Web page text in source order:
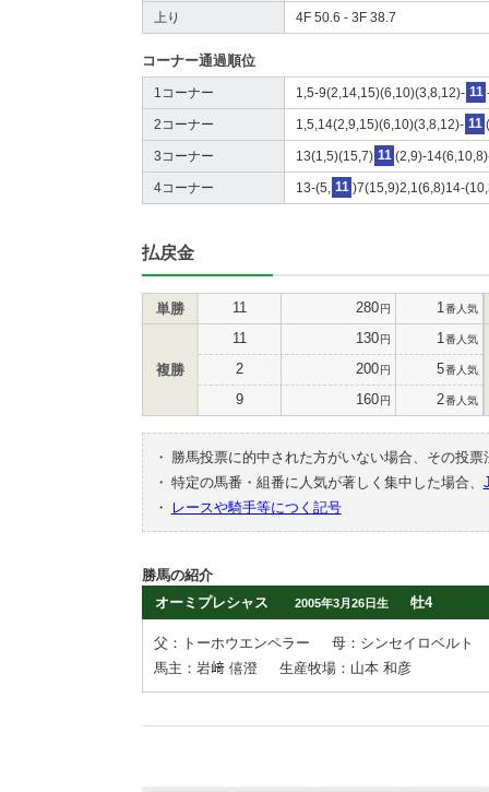
上り 4F 50.6 - 3F 38.7
コーナー通過順位
1コーナー 1,5-9(2,14,15)(6,10)(3,8,12)- 11
2コーナー 1,5,14(2,9,15)(6,10)(3,8,12)- 11
3コーナー 13(1,5)(15,7) 11 (2,9)-
4コーナー 13-(5, 11 )7(15,9)2,1(6,8)14-
払戻金
単勝 11 280円 1 番人気
複勝
11 130円 1 番人気
2 200円 5番人気
9 160円 2番人気
・
勝馬投票に的中された方がいない場合、その投
・ 特定の馬番・組番に人気が著しく集中した場合、
・
レースや騎手等につく記号
勝馬の紹介
オーミプレシャス
2005年3月26日生 牡4
父：トーホウエンペラー
母：シンセイロベルト
馬主：岩﨑 僖澄
生産牧場：山本 和彦